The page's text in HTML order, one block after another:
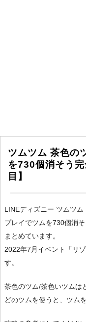
ツムツム 茶色の
を730個消そう
目】
LINEディズニー ツムツ
プレイでツムを730個消
まとめています。
2022年7月イベント「リ
す。
茶色のツム/茶色いツムは
どのツムを使うと、ツム